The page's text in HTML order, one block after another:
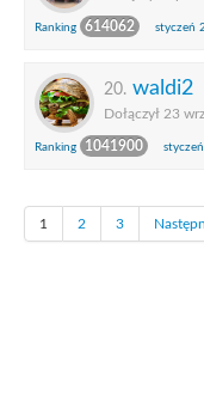
Ranking 614062 styczeń
20. waldi2
Dołączył 23
Ranking 1041900
1 2 3